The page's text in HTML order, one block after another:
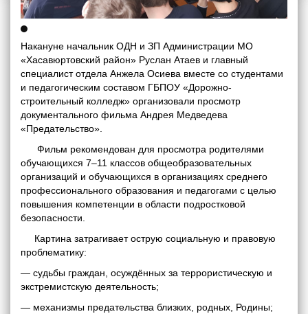
Накануне начальник ОДН и ЗП Администрации МО
«Хасавюртовский район» Руслан Атаев и главный
специалист отдела Анжела Осиева вместе со студентами
и педагогическим составом ГБПОУ «Дорожно-
строительный колледж» организовали просмотр
документального фильма Андрея Медведева
«Предательство».
Фильм рекомендован для просмотра родителями
обучающихся 7–11 классов общеобразовательных
организаций и обучающихся в организациях среднего
профессионального образования и педагогами с целью
повышения компетенции в области подростковой
безопасности.
Картина затрагивает острую социальную и правовую
проблематику:
— судьбы граждан, осуждённых за террористическую и
экстремистскую деятельность;
— механизмы предательства близких, родных, Родины;